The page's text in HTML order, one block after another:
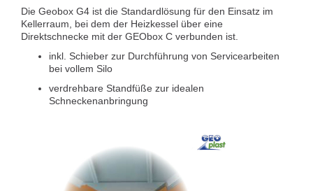
Die Geobox G4 ist die Standardlösung für den Einsatz im
Kellerraum, bei dem der Heizkessel über eine
Direktschnecke mit der GEObox C verbunden ist.
inkl. Schieber zur Durchführung von Servicearbeiten
bei vollem Silo
verdrehbare Standfüße zur idealen
Schneckenanbringung